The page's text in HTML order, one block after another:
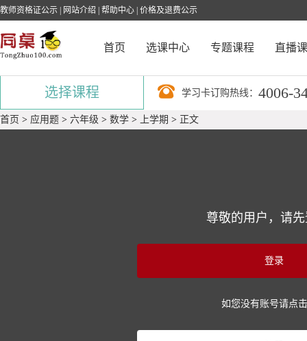
教师资格证公示 网站介绍 帮助中心 价格及退费公示
首页 选课中心 专题课程 直播
学习卡订购热线： 4006-
选择课程
首页 > 应用题 > 六年级 > 数学 > 上学期 > 正文
尊敬的用户，请
登录
如您没有账号请点